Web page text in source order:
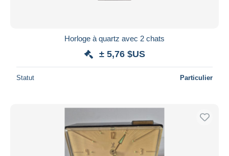
Horloge à quartz avec 2 chats
± 5,76 $US
Statut Particulier